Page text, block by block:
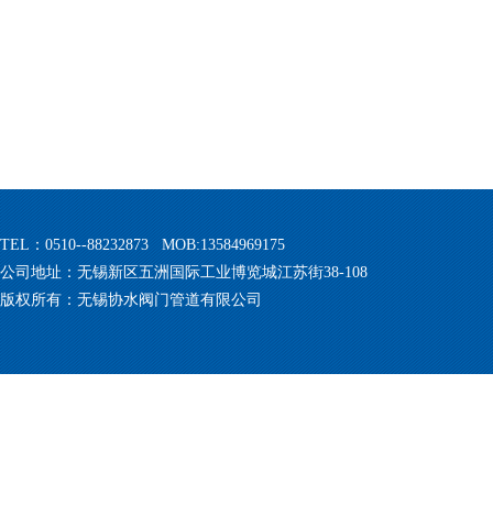
TEL：0510--88232873 MOB:13584969175
公司地址：无锡新区五洲国际工业博览城江苏街38-108
版权所有：无锡协水阀门管道有限公司